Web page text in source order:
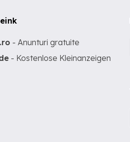
- Anunturi gratuite
- Kostenlose Kleinanzeigen